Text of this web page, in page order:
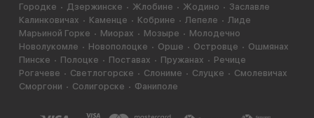
Городке
Дзержинске Жлобине Жодино
Заславле
Калинковичах
Каменце Кобрине Лепеле
Лиде
Марьиной Горке
Миорах Мозыре
Молодечно
Новолукомле
Новополоцке Орше Островце
Ошмянах
Пинске
Полоцке Поставах Пружанах
Речице
Рогачеве
Светлогорске Слониме Слуцке
Смолевичах
Сморгони
Солигорске Фаниполе